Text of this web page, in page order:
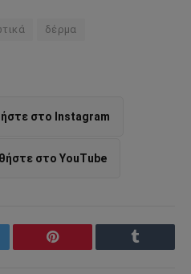
δέρμα
στο Instagram
στο YouTube
Pinterest Tumblr